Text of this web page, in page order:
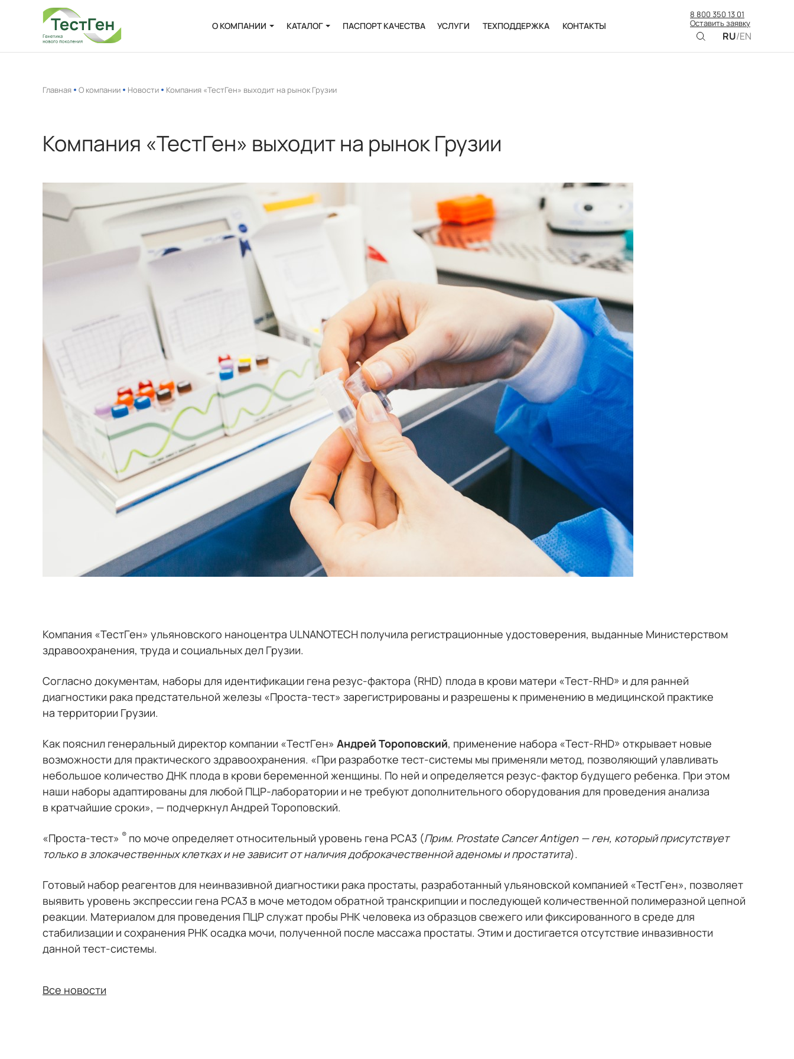
О КОМПАНИИ
Новости
КАТАЛОГ
Инфекции
Выделение РНК и
Полиморфизмы
Биоинформатика
ПАСПОРТ КАЧЕСТВА УСЛУГИ ТЕХПОДДЕРЖКА КОНТАКТЫ
8 800 350 13 01
Оставить заявку
RU/EN
Главная О компании Новости Компания «ТестГен» выходит на рынок Грузии
Компания «ТестГен» выходит на рынок Грузии
Компания «ТестГен» ульяновского наноцентра ULNANOTECH получила регистрационные удостоверения, выданные Министерством
здравоохранения, труда и социальных дел Грузии.
Согласно документам, наборы для идентификации гена резус-фактора (RHD) плода в крови матери «Тест-RHD» и для ранней
диагностики рака предстательной железы «Проста-тест» зарегистрированы и разрешены к применению в медицинской практике
на территории Грузии.
Как пояснил генеральный директор компании «ТестГен» Андрей Тороповский, применение набора «Тест-RHD» открывает новые
возможности для практического здравоохранения. «При разработке тест-системы мы применяли метод, позволяющий улавливать
небольшое количество ДНК плода в крови беременной женщины. По ней и определяется резус-фактор будущего ребенка. При этом
наши наборы адаптированы для любой ПЦР-лаборатории и не требуют дополнительного оборудования для проведения анализа
в кратчайшие сроки», — подчеркнул Андрей Тороповский.
«Проста-тест» ® по моче определяет относительный уровень гена PCA3 (Прим. Prostate Cancer Antigen — ген, которыйприсутствует
только в злокачественных клетках и не зависит от наличия доброкачественной аденомы и простатита).
Готовый набор реагентов для неинвазивной диагностики рака простаты, разработанный ульяновской компанией «ТестГен», позволяет
выявить уровень экспрессии гена PCA3 в моче методом обратной транскрипции и последующей количественной полимеразной цепной
реакции. Материалом для проведения ПЦР служат пробы РНК человека из образцов свежего или фиксированного в среде для
стабилизации и сохранения РНК осадка мочи, полученной после массажа простаты. Этим и достигается отсутствие инвазивности
данной тест-системы.
Все новости